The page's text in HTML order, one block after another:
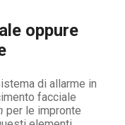
oppure
di allarme in
facciale
per le impronte